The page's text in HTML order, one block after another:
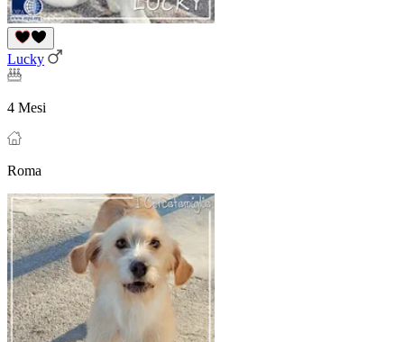
Lucky
4 Mesi
Roma